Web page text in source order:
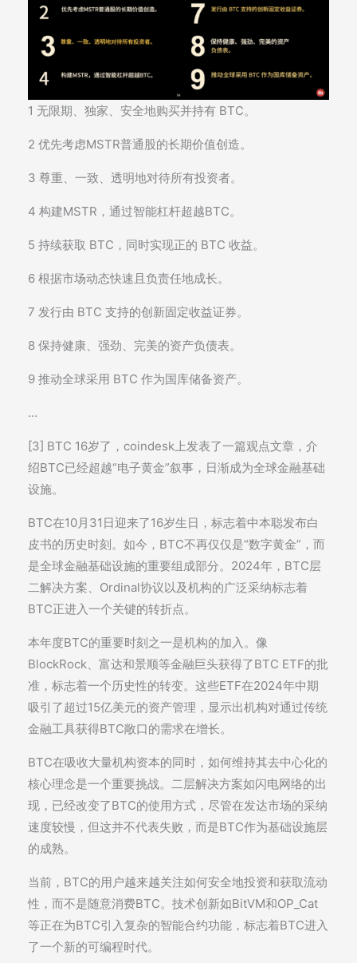
1 无限期、独家、安全地购买并持有 BTC。
2 优先考虑MSTR普通股的长期价值创造。
3 尊重、一致、透明地对待所有投资者。
4 构建MSTR，通过智能杠杆超越BTC。
5 持续获取 BTC，同时实现正的 BTC 收益。
6 根据市场动态快速且负责任地成长。
7 发行由 BTC 支持的创新固定收益证券。
8 保持健康、强劲、完美的资产负债表。
9 推动全球采用 BTC 作为国库储备资产。
…
[3] BTC 16岁了，coindesk上发表了一篇观点文章，介
绍BTC已经超越“电子黄金”叙事，日渐成为全球金融基础
设施。
BTC在10月31日迎来了16岁生日，标志着中本聪发布白
皮书的历史时刻。如今，BTC不再仅仅是“数字黄金”，而
是全球金融基础设施的重要组成部分。2024年，BTC层
二解决方案、Ordinal协议以及机构的广泛采纳标志着
BTC正进入一个关键的转折点。
本年度BTC的重要时刻之一是机构的加入。像
BlockRock、富达和景顺等金融巨头获得了BTC ETF的批
准，标志着一个历史性的转变。这些ETF在2024年中期
吸引了超过15亿美元的资产管理，显示出机构对通过传统
金融工具获得BTC敞口的需求在增长。
BTC在吸收大量机构资本的同时，如何维持其去中心化的
核心理念是一个重要挑战。二层解决方案如闪电网络的出
现，已经改变了BTC的使用方式，尽管在发达市场的采纳
速度较慢，但这并不代表失败，而是BTC作为基础设施层
的成熟。
当前，BTC的用户越来越关注如何安全地投资和获取流动
性，而不是随意消费BTC。技术创新如BitVM和OP_Cat
等正在为BTC引入复杂的智能合约功能，标志着BTC进入
了一个新的可编程时代。